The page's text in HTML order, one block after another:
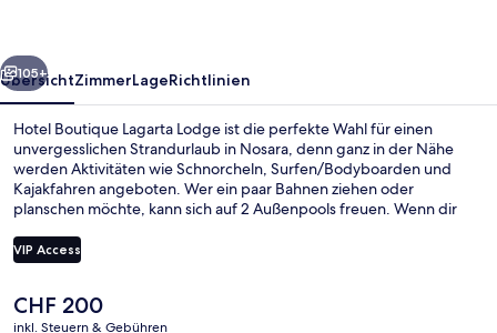
Weiter
105+
ÜbersichtZimmerLageRichtlinien
Hotel Boutique Lagarta Lodge ist die perfekte Wahl für einen
unvergesslichen Strandurlaub in Nosara, denn ganz in der Nähe
werden Aktivitäten wie Schnorcheln, Surfen/Bodyboarden und
Kajakfahren angeboten. Wer ein paar Bahnen ziehen oder
planschen möchte, kann sich auf 2 Außenpools freuen. Wenn dir
Wellnessbereich mit Tiefengewebe-Massagen,
Körperbehandlungen und Aromatherapie verwöhnen lassen.
spezialisiert und bietet einen Blick aufs Meer. Serviert wird
Frühstück, Mittagessen und Abendessen. Eine Bar/Lounge, ein
VIP Access
Der
aktuelle
CHF 200
inkl. Steuern & Gebühren